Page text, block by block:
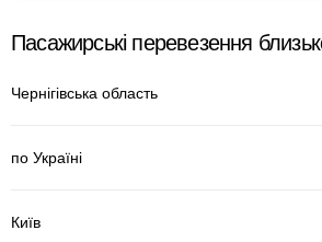
Пасажирські перевезення
Чернігівська область
по Україні
Київ